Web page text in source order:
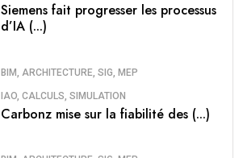
Siemens fait progresser les processus
d’IA (...)
BIM, ARCHITECTURE, SIG, MEP
IAO, CALCULS, SIMULATION
Carbonz mise sur la fiabilité des (...)